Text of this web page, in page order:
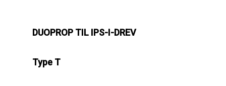
DUOPROP TIL IPS-I-DREV
Type T